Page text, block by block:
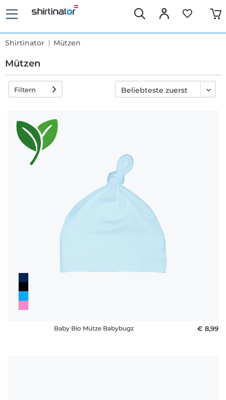
Shirtinator Mützen
Mützen
Lieferung
30 Tage
Rückgaberecht
Filtern
Baby Bio Mütze Babybugz € 8,99